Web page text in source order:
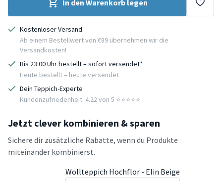
In den Warenkorb legen
Kostenloser Versand
Ab einem Bestellwert von €89 übernehmen wir die
Versandkosten!
Bis 23:00 Uhr bestellt – sofort versendet*
Heute bestellt – heute versendet
Dein Teppich-Experte
Kundenzufriedenheit: 4.22 von 5 ⭐️⭐️⭐️⭐️⭐️
Jetzt clever kombinieren & sparen
Sichere dir zusätzliche Rabatte, wenn du Produkte
miteinander kombinierst.
Wollteppich Hochflor - Elin Beige